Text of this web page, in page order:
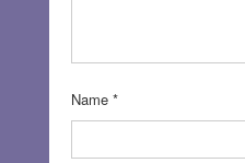
Name *